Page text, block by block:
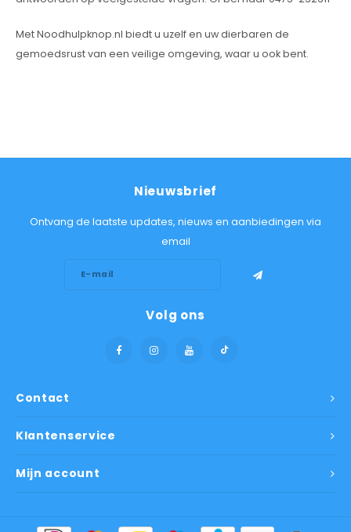
Met Noodhulpknop.nl biedt u uzelf en uw dierbaren de
gemoedsrust van een veilige omgeving, waar u ook bent.
Contact
Nieuwsbrief
Ontvang de laatste updates, nieuws en aanbiedingen via
email
Volg ons
Klantenservice
Mijn account